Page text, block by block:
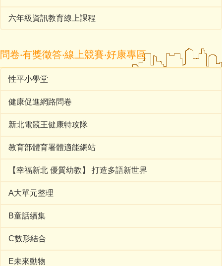
六年級資訊教育線上課程
問卷‧有獎徵答‧線上競賽‧好康專區
性平小學堂
健康促進網路問卷
新北電競王健康特攻隊
教育部體育署體適能網站
【幸福新北 優質幼教】 打造多語新世界
A大單元整理
B童話續集
C數形結合
E未來動物